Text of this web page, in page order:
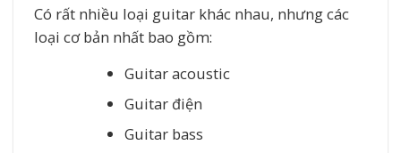
Có rất nhiều loại guitar khác nhau, nhưng các
loại cơ bản nhất bao gồm:
Guitar acoustic
Guitar điện
Guitar bass